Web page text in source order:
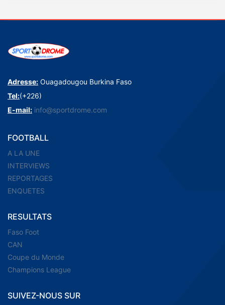
Adresse: Ouagadougou Burkina Faso
Tel:(+226)
E-mail: info@sportdrome.com
FOOTBALL
A LA UNE
INTERVIEWS
REPORTAGES
ENQUETES
RESULTATS
Faso Foot
CAN
Coupe du Monde
Champions League
SUIVEZ-NOUS SUR